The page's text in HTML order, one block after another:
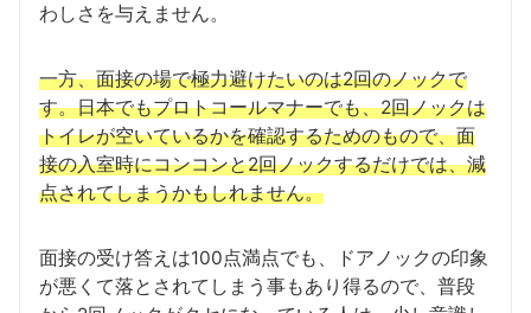
わしさを与えません。
一方、面接の場で極力避けたいのは2回のノックで
す。日本でもプロトコールマナーでも、2回ノックは
トイレが空いているかを確認するためのもので、面
接の入室時にコンコンと2回ノックするだけでは、減
点されてしまうかもしれません。
面接の受け答えは100点満点でも、ドアノックの印象
が悪くて落とされてしまう事もあり得るので、普段